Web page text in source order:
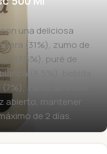
una deliciosa
(31%), zumo de
(17,5%), puré de
(8,5%), bebida
zumo de limón.
abierto, mantener
de 2 días.